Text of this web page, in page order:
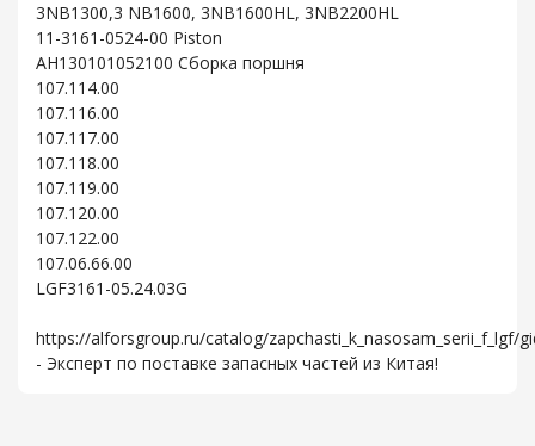
3NB1300,3 NB1600, 3NB1600HL, 3NB2200HL
11-3161-0524-00 Piston
AH130101052100 Сборка поршня
107.114.00
107.116.00
107.117.00
107.118.00
107.119.00
107.120.00
107.122.00
107.06.66.00
LGF3161-05.24.03G
https://alforsgroup.ru/catalog/zapchasti_k_nasosam_serii_f_lgf/
- Эксперт по поставке запасных частей из Китая!